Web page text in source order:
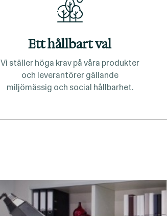
Ett hållbart val
Vi ställer höga krav på våra produkter
och leverantörer gällande
miljömässig och social hållbarhet.